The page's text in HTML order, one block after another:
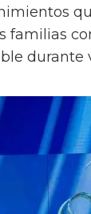
familias
durante